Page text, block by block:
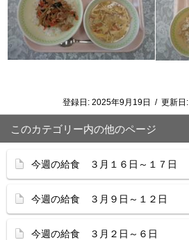
登録日: 2025年9月19日 / 更新日:
このカテゴリー内の他のページ
今週の給食 ３月１６日～１７日
今週の給食 ３月９日～１２日
今週の給食 ３月２日～６日